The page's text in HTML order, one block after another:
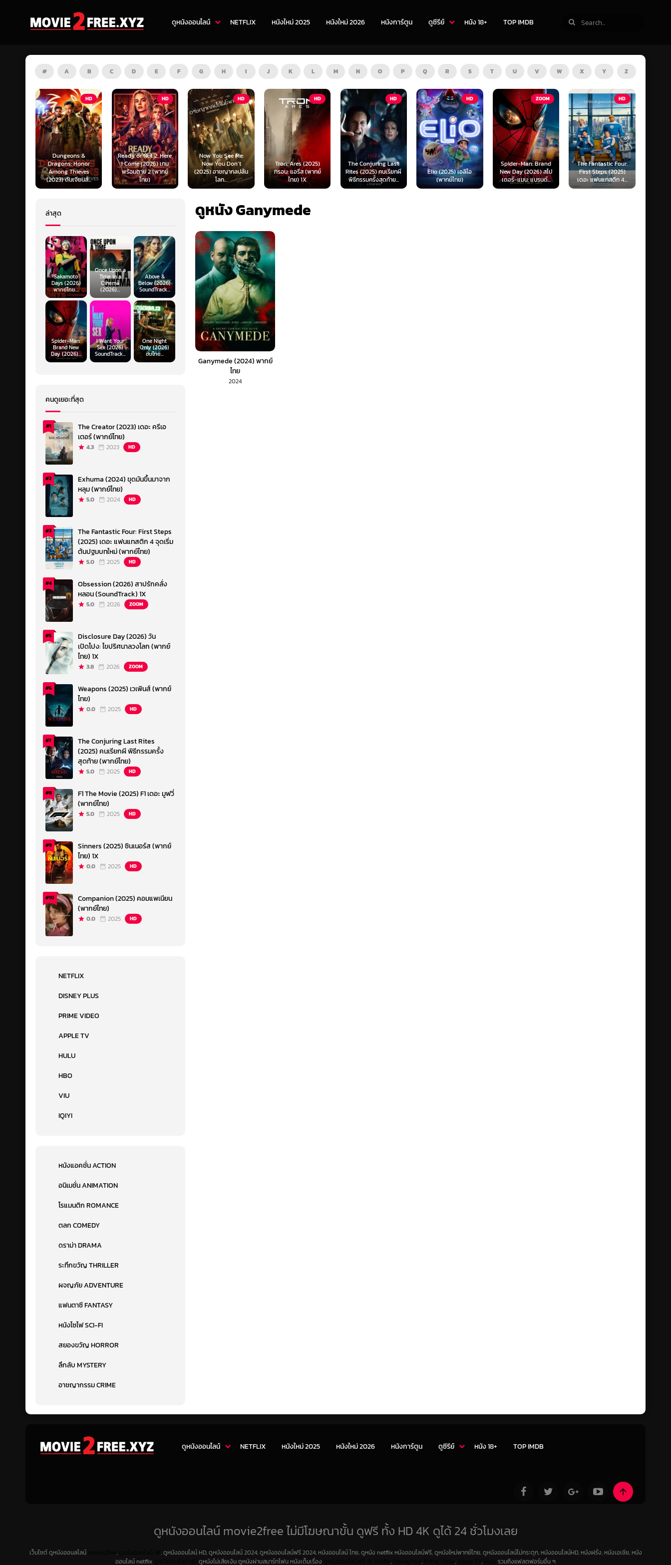
ดูหนังออนไลน์ NETFLIX หนังใหม่ 2025 หนังใหม่ 2026 หนังการ์ตูน ดูซีรีย์ หนัง 18+ TOP IMDB
# A B C D E F G H I J K L M N O P Q R S T U V W X Y Z
HD
Ready or Not 2: Here
I Come (2026) เกม
พร้อมตาย 2 (พากย์
ไทย)
HD
Now You See Me:
Now You Don’t
(2025) อาชญากลปล้น
โลก...
HD
Tron: Ares (2025)
ทรอน: แอรีส (พากย์
ไทย) 1X
HD
The Conjuring Last
Rites (2025) คนเรียกผี
พิธีกรรมครั้งสุดท้าย...
HD
Elio (2025) เอลิโอ
(พากย์ไทย)
ZOOM
Spider-Man: Brand
New Day (2026) สไป
เดอร์-แมน: แบรนด์...
HD
The Fantastic Four:
First Steps (2025)
เดอะ แฟนแทสติก 4...
HD
Kraken (2025) คราเคน
เลื้อยสยอง 20,000
โยชน์...
ดูหนัง Ganymede
Ganymede (2024) พากย์
ไทย
2024
ล่าสุด
Sakamoto
Days (2026)
พากย์ไทย...
Once Upon a
Time in a
Cinema
(2026)...
Above &
Below (2026)
SoundTrack...
Spider-Man:
Brand New
Day (2026)...
I Want Your
Sex (2026)
SoundTrack...
One Night
Only (2026)
ซับไทย...
คนดูเยอะที่สุด
#1
The Creator (2023) เดอะ ครีเอ
เตอร์ (พากย์ไทย)
4.3 2023 HD
#2
Exhuma (2024) ขุดมันขึ้นมาจาก
หลุม (พากย์ไทย)
5.0 2024 HD
#3
The Fantastic Four: First Steps
(2025) เดอะ แฟนแทสติก 4 จุดเริ่ม
ต้นปฐมบทใหม่ (พากย์ไทย)
5.0 2025 HD
#4
Obsession (2026) สาปรักคลั่ง
หลอน (SoundTrack) 1X
5.0 2026 ZOOM
#5
Disclosure Day (2026) วัน
เปิดโปง: ไขปริศนาลวงโลก (พากย์
ไทย) 1X
3.8 2026 ZOOM
#6
Weapons (2025) เวเพินส์ (พากย์
ไทย)
0.0 2025 HD
#7
The Conjuring Last Rites
(2025) คนเรียกผี พิธีกรรมครั้ง
สุดท้าย (พากย์ไทย)
5.0 2025 HD
#8
F1 The Movie (2025) F1 เดอะ มูฟวี่
(พากย์ไทย)
5.0 2025 HD
#9
Sinners (2025) ซินเนอร์ส (พากย์
ไทย) 1X
0.0 2025 HD
#10
Companion (2025) คอมแพเนียน
(พากย์ไทย)
0.0 2025 HD
NETFLIX
DISNEY PLUS
PRIME VIDEO
APPLE TV
HULU
HBO
VIU
IQIYI
หนังแอคชั่น ACTION
อนิเมชั่น ANIMATION
โรแมนติก ROMANCE
ตลก COMEDY
ดราม่า DRAMA
ระทึกขวัญ THRILLER
ผจญภัย ADVENTURE
แฟนตาซี FANTASY
หนังไซไฟ SCI-FI
สยองขวัญ HORROR
ลึกลับ MYSTERY
อาชญากรรม CRIME
ดูหนังออนไลน์ NETFLIX หนังใหม่ 2025 หนังใหม่ 2026 หนังการ์ตูน ดูซีรีย์ หนัง 18+ TOP IMDB
ดูหนังออนไลน์ movie2free ไม่มีโฆษณาขั้น ดูฟรี ทั้ง HD 4K ดูได้ 24 ชั่วโมงเลย
เว็บไซต์ ดูหนังออนลไลน์ ,
, ดูหนังออนไลน์ HD, ดูหนังออนไลน์ 2024, ดูหนังออนไลน์ฟรี 2024, หนังออนไลน์ ไทย, ดูหนัง netflix หนังออนไลน์ฟรี, ดูหนังใหม่พากย์ไทย, ดูหนังออนไลน์ไม่กระตุก, หนังออนไลน์HD, หนังฝรั่ง, หนังเอเชีย, หนัง
ออนไลน์ netflix
ดูหนังไม่เสียเงิน ดูหนังผ่านสมาร์ทโฟน หนังเต็มเรื่อง , , , , รวมถึงแฟลตฟอร์มอื่น ๆ